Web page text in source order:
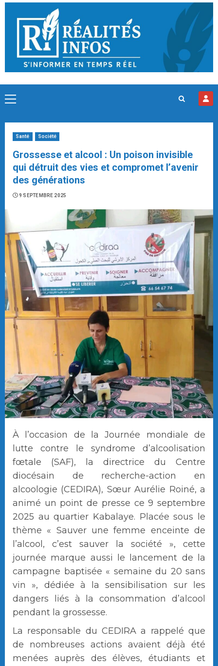
Skip
content
Primary
Santé Société
Grossesse et alcool : Un poison invisible
qui détruit des vies et compromet l’avenir
des générations
9 SEPTEMBRE 2025
À l’occasion de la Journée mondiale de
lutte contre le syndrome d’alcoolisation
fœtale (SAF), la directrice du Centre
diocésain de recherche-action en
alcoologie (CEDIRA), Sœur Aurélie Roiné, a
animé un point de presse ce 9 septembre
2025 au quartier Kabalaye. Placée sous le
thème « Sauver une femme enceinte de
l’alcool, c’est sauver la société », cette
journée marque aussi le lancement de la
campagne baptisée « semaine du 20 sans
vin », dédiée à la sensibilisation sur les
dangers liés à la consommation d’alcool
pendant la grossesse.
La responsable du CEDIRA a rappelé que
de nombreuses actions avaient déjà été
menées auprès des élèves, étudiants et